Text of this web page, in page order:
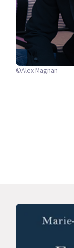
©Alex Magnan